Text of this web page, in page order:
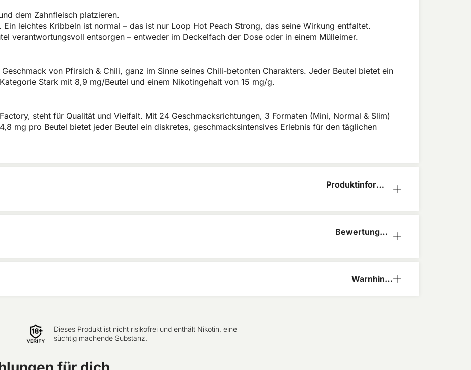
dem Zahnfleisch platzieren.
leichtes Kribbeln ist normal – das ist nur Loop Hot Peach Strong, das seine Wirkung entfaltet.
verantwortungsvoll entsorgen – entweder im Deckelfach der Dose oder in einem Mülleimer.
von Pfirsich & Chili, ganz im Sinne seines Chili-betonten Charakters. Jeder Beutel bietet ein
Stark mit 8,9 mg/Beutel und einem Nikotingehalt von 15 mg/g.
steht für Qualität und Vielfalt. Mit 24 Geschmacksrichtungen, 3 Formaten (Mini, Normal & Slim)
mg pro Beutel bietet jeder Beutel ein diskretes, geschmacksintensives Erlebnis für den täglichen
Produktinform
Bewertungen
Warnhinw
Dieses Produkt ist nicht risikofrei und enthält Nikotin, eine
süchtig machende Substanz.